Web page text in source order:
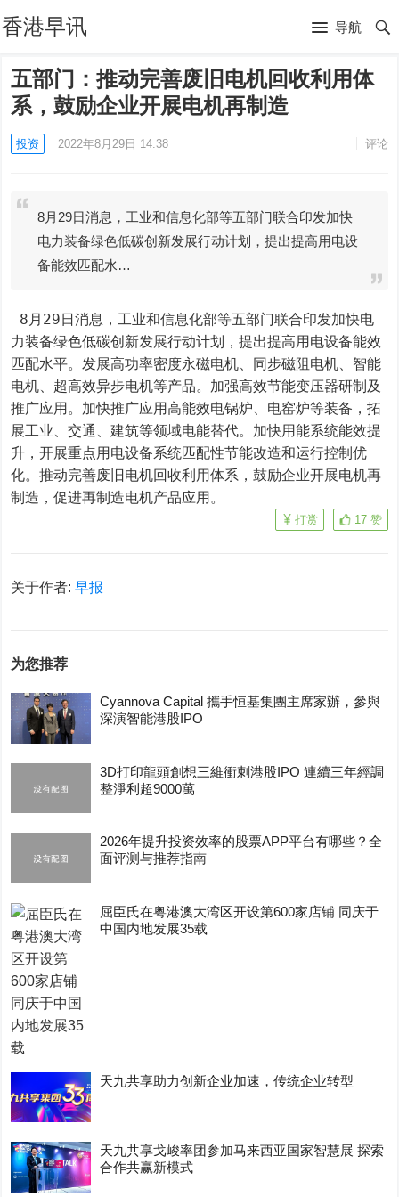
香港早讯 导航
五部门：推动完善废旧电机回收利用体
系，鼓励企业开展电机再制造
投资 2022年8月29日 14:38 评论
8月29日消息，工业和信息化部等五部门联合印发加快
电力装备绿色低碳创新发展行动计划，提出提高用电设
备能效匹配水…
力装备绿色低碳创新发展行动计划，提出提高用电设备能效
匹配水平。发展高功率密度永磁电机、同步磁阻电机、智能
电机、超高效异步电机等产品。加强高效节能变压器研制及
推广应用。加快推广应用高能效电锅炉、电窑炉等装备，拓
展工业、交通、建筑等领域电能替代。加快用能系统能效提
升，开展重点用电设备系统匹配性节能改造和运行控制优
化。推动完善废旧电机回收利用体系，鼓励企业开展电机再
制造，促进再制造电机产品应用。
17 赞
打赏
关于作者:早报
为您推荐
Cyannova Capital 攜手恒基集團主席家辦，參與
深演智能港股IPO
3D打印龍頭創想三維衝刺港股IPO 連續三年經調
整淨利超9000萬
2026年提升投资效率的股票APP平台有哪些？全
面评测与推荐指南
屈臣氏在粤港澳大湾区开设第600家店铺 同庆于
中国内地发展35载
天九共享助力创新企业加速，传统企业转型
天九共享戈峻率团参加马来西亚国家智慧展 探索
合作共赢新模式